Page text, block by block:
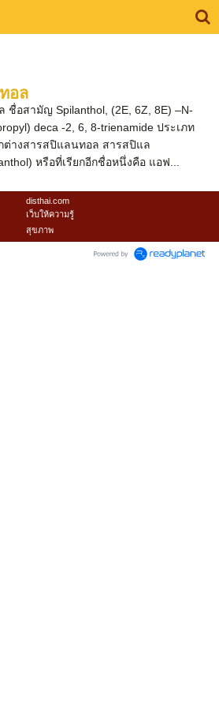
อล
ชื่อสามัญ Spilanthol, (2E, 6Z, 8E) –N-
deca -2, 6, 8-trienamide ประเภท
ต่างสารสปิแลนทอล สารสปิแล
หรือที่เรียกอีกชื่อหนึ่งคือ แอฟ...
disthai.com
เว็บให้ความรู้
สุขภาพ